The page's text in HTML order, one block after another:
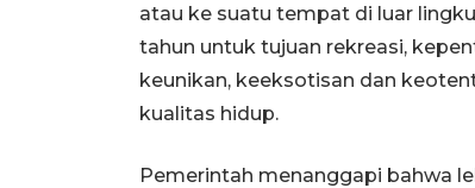
atau ke suatu tempat di luar
tahun untuk tujuan rekreasi,
keunikan, keeksotisan dan
kualitas hidup.
Pemerintah menanggapi bahwa